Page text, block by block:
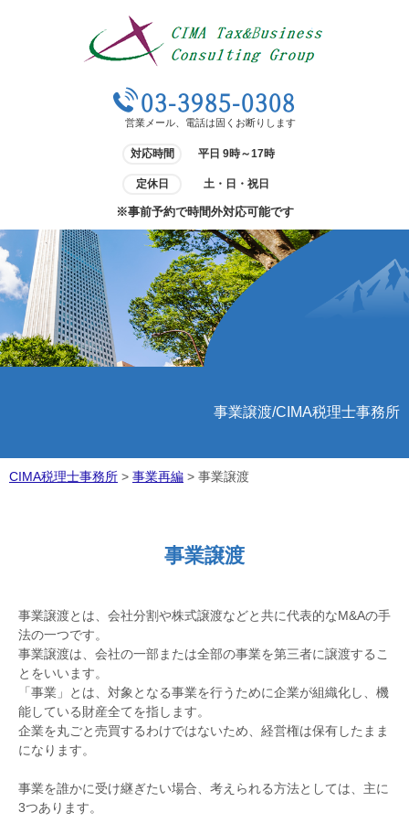
03-3985-0308
営業メール、電話は固くお断りします
対応時間 平日 9時～17時
定休日 土・日・祝日
※事前予約で時間外対応可能です
事業譲渡/CIMA税理士事務所
CIMA税理士事務所 > 事業再編 > 事業譲渡
事業譲渡
事業譲渡とは、会社分割や株式譲渡などと共に代表的なM&Aの手
法の一つです。
事業譲渡は、会社の一部または全部の事業を第三者に譲渡するこ
とをいいます。
「事業」とは、対象となる事業を行うために企業が組織化し、機
能している財産全てを指します。
企業を丸ごと売買するわけではないため、経営権は保有したまま
になります。
事業を誰かに受け継ぎたい場合、考えられる方法としては、主に
3つあります。